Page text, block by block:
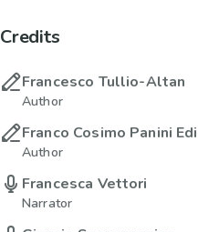
Credits
Francesco Tullio-Altan
Author
Franco Cosimo Panini
Author
Francesca Vettori
Narrator